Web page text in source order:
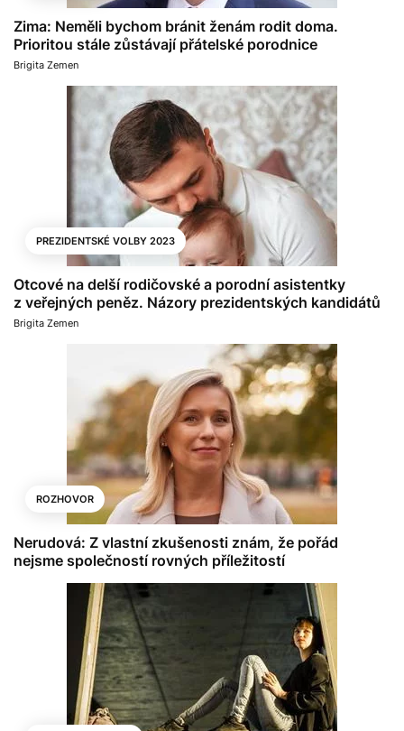
Zima: Neměli bychom bránit ženám rodit doma.
Prioritou stále zůstávají přátelské porodnice
Brigita Zemen
PREZIDENTSKÉ VOLBY 2023
Otcové na delší rodičovské a porodní asistentky
z veřejných peněz. Názory prezidentských kandidátů
Brigita Zemen
ROZHOVOR
Nerudová: Z vlastní zkušenosti znám, že pořád
nejsme společností rovných příležitostí